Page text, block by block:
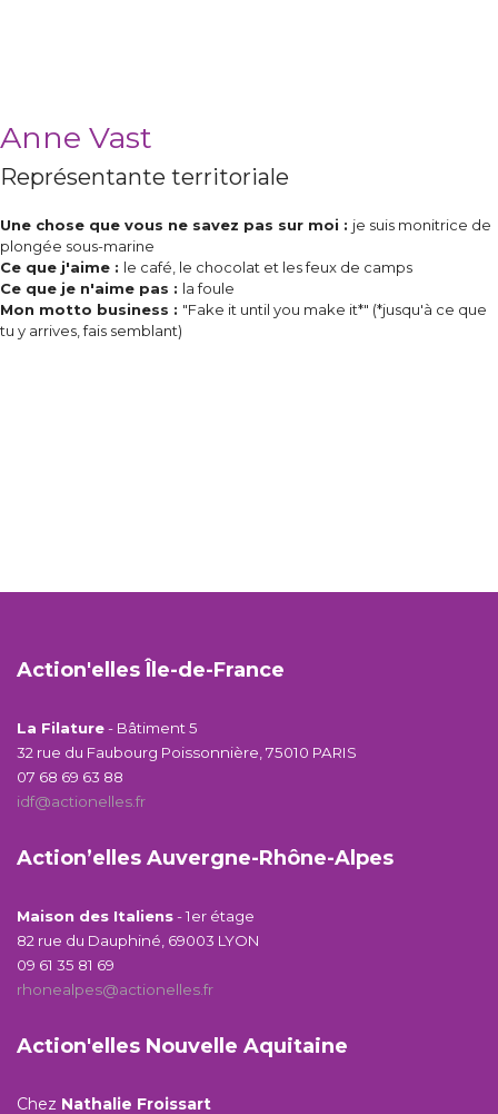
Anne Vast
Représentante territoriale
Une chose que vous ne savez pas sur moi : je suis monitrice de
plongée sous-marine
Ce que j'aime : le café, le chocolat et les feux de camps
Ce que je n'aime pas : la foule
Mon motto business : "Fake it until you make it*" (*jusqu'à ce que
tu y arrives, fais semblant)
Action'elles Île-de-France
La Filature- Bâtiment 5
32 rue du Faubourg Poissonnière, 75010 PARIS
07 68 69 63 88
idf@actionelles.fr
Action’elles Auvergne-Rhône-Alpes
Maison des Italiens- 1er étage
82 rue du Dauphiné, 69003 LYON
09 61 35 81 69
rhonealpes@actionelles.fr
Action'elles Nouvelle Aquitaine
Chez Nathalie Froissart